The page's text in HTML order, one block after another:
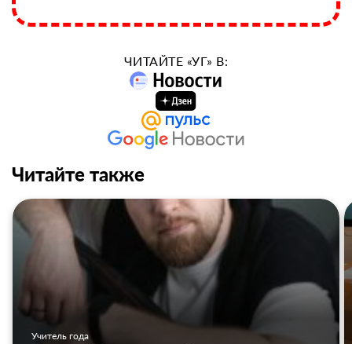
ЧИТАЙТЕ «УГ» В:
Читайте также
Учитель года